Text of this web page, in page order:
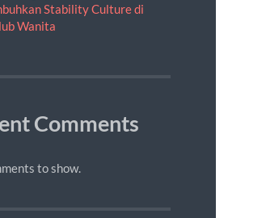
Stability Culture di
Wanita
Comments
to show.